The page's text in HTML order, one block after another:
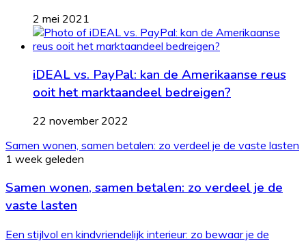
2 mei 2021
iDEAL vs. PayPal: kan de Amerikaanse reus
ooit het marktaandeel bedreigen?
22 november 2022
Samen wonen, samen betalen: zo verdeel je de vaste lasten
1 week geleden
Samen wonen, samen betalen: zo verdeel je de
vaste lasten
Een stijlvol en kindvriendelijk interieur: zo bewaar je de